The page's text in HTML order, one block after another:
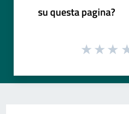
su questa pagina?